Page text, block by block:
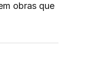
obras que